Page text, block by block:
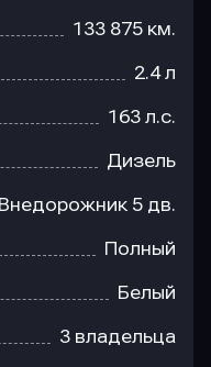
133 875 км.
2.4 л
163 л.с.
Дизель
Внедорожник 5 дв.
Полный
Белый
3 владельца